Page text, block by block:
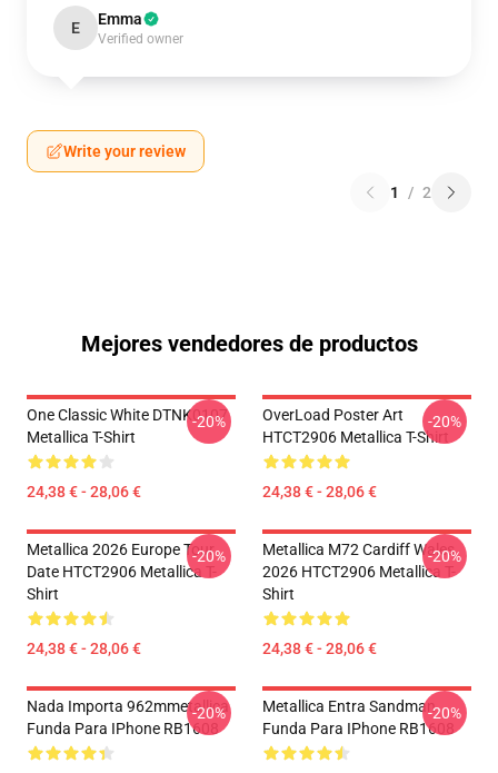
E Emma
Verified owner
Write your review
1 / 2
Mejores vendedores de productos
One Classic White DTNK0107
Metallica T-Shirt
24,38 € - 28,06 €
-20%
OverLoad Poster Art
HTCT2906 Metallica T-Shirt
24,38 € - 28,06 €
-20%
Metallica 2026 Europe Tour
Date HTCT2906 Metallica T-
Shirt
24,38 € - 28,06 €
-20%
Metallica M72 Cardiff Wales
2026 HTCT2906 Metallica T-
Shirt
24,38 € - 28,06 €
-20%
Nada Importa 962mmetallica
Funda Para IPhone RB1608
-20%
Metallica Entra Sandman
Funda Para IPhone RB1608
-20%